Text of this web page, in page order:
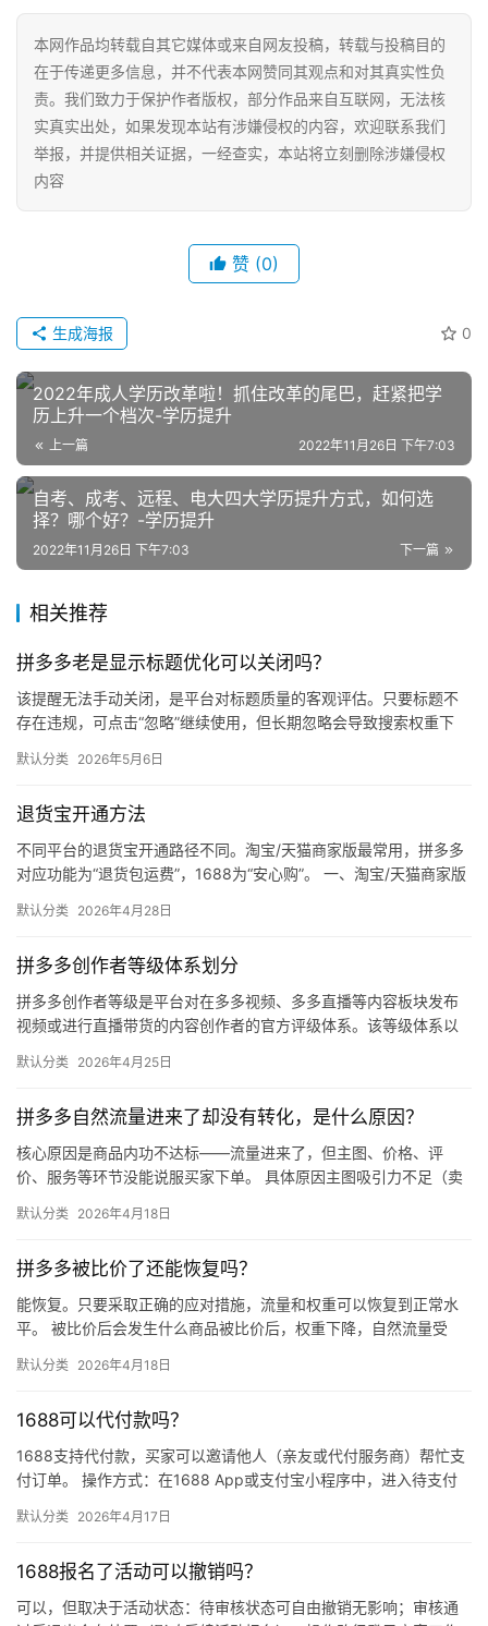
店
运
营
跨
境
电
媒
体
社
登录
本网作品均转载自其它媒体或来自网友投稿，转载与投稿目的
在于传递更多信息，并不代表本网赞同其观点和对其真实性负
责。我们致力于保护作者版权，部分作品来自互联网，无法核
实真实出处，如果发现本站有涉嫌侵权的内容，欢迎联系我们
举报，并提供相关证据，一经查实，本站将立刻删除涉嫌侵权
内容
赞 (0)
0
生成海报
2022年成人学历改革啦！抓住改革的尾巴，赶紧把学
历上升一个档次-学历提升
上一篇 2022年11月26日 下午7:03
自考、成考、远程、电大四大学历提升方式，如何选
择？哪个好？-学历提升
下一篇
2022年11月26日 下午7:03
相关推荐
拼多多老是显示标题优化可以关闭吗？
该提醒无法手动关闭，是平台对标题质量的客观评估。只要标题不
存在违规，可点击“忽略”继续使用，但长期忽略会导致搜索权重下
默认分类 2026年5月6日
退货宝开通方法
不同平台的退货宝开通路径不同。淘宝/天猫商家版最常用，拼多多
对应功能为“退货包运费”，1688为“安心购”。 一、淘宝/天猫商家版
默认分类 2026年4月28日
拼多多创作者等级体系划分
拼多多创作者等级是平台对在多多视频、多多直播等内容板块发布
视频或进行直播带货的内容创作者的官方评级体系。该等级体系以
同等级…
默认分类 2026年4月25日
拼多多自然流量进来了却没有转化，是什么原因？
核心原因是商品内功不达标——流量进来了，但主图、价格、评
价、服务等环节没能说服买家下单。 具体原因主图吸引力不足（卖
评少、…
默认分类 2026年4月18日
拼多多被比价了还能恢复吗？
能恢复。只要采取正确的应对措施，流量和权重可以恢复到正常水
平。 被比价后会发生什么商品被比价后，权重下降，自然流量受
网价格…
默认分类 2026年4月18日
1688可以代付款吗？
1688支持代付款，买家可以邀请他人（亲友或代付服务商）帮忙支
付订单。 操作方式：在1688 App或支付宝小程序中，进入待支付
默认分类 2026年4月17日
1688报名了活动可以撤销吗？
可以，但取决于活动状态：待审核状态可自由撤销无影响；审核通